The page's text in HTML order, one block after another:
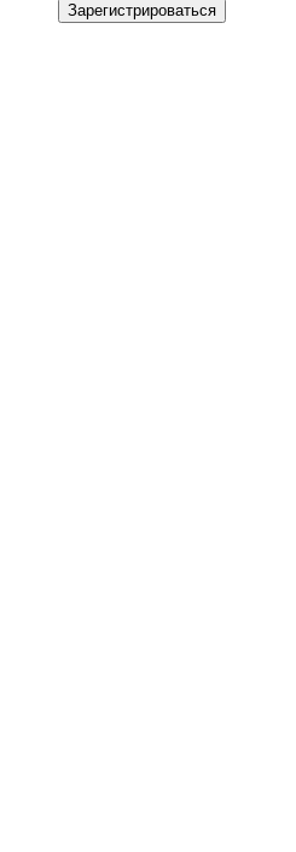
Зарегистрироваться